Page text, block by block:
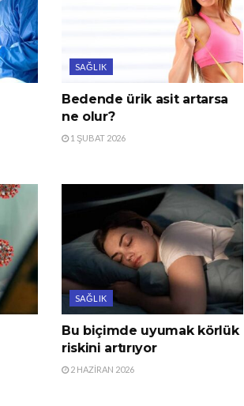
SAĞLIK
Bedende ürik asit artarsa
ne olur?
1 ŞUBAT 2026
SAĞLIK
Bu biçimde uyumak körlük
riskini artırıyor
2 HAZIRAN 2026